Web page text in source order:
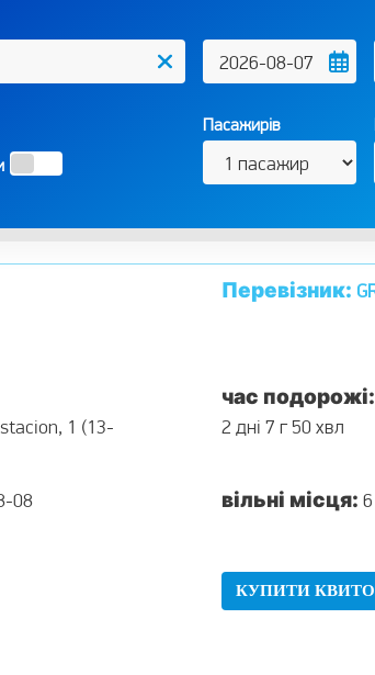
Пасажирів
Перевізник:
1 (13-
08
час подорожі:
2 дні 7 г 50 хвл
вільні місця: 6
КУПИТИ